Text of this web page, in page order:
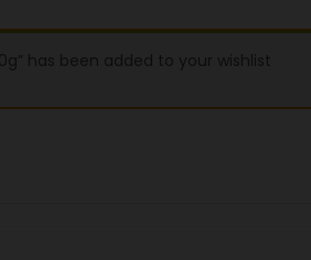
has been added to your wishlist